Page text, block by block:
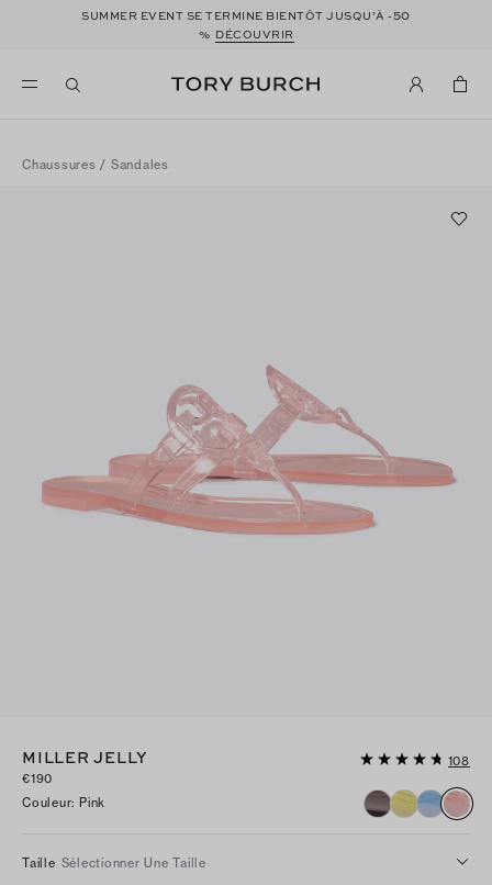
SUMMER EVENT SE TERMINE BIENTÔT JUSQU’À -50
% DÉCOUVRIR
Chaussures / Sandales
MILLER JELLY
108
€190
Couleur: Pink
Taille Sélectionner Une Taille